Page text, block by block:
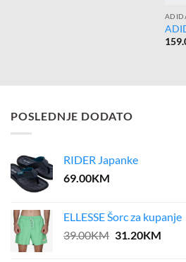
POSLEDNJE DODATO
RIDER Japanke
69.00KM
ELLESSE Šorc za kupanje
39.00KM Original
31.20KM